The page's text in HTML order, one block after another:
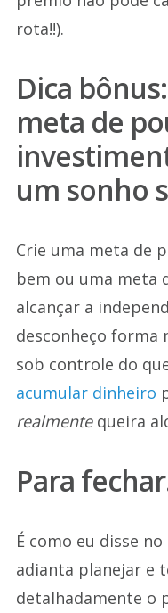
rota!!).
Dica
meta de
um sonho
Crie uma meta de
bem ou uma meta
alcançar a
desconheço forma
sob controle do
acumular dinheiro
realmentequeira
Para
É como eu disse
adianta planejar e
detalhadamente o